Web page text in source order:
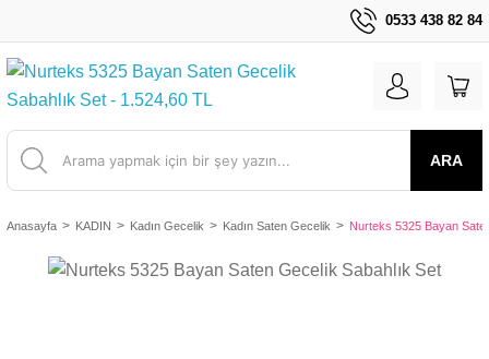
0533 438 82 84
ARA
Anasayfa KADIN Kadın Gecelik Kadın Saten Gecelik Nurteks 5325 Bayan